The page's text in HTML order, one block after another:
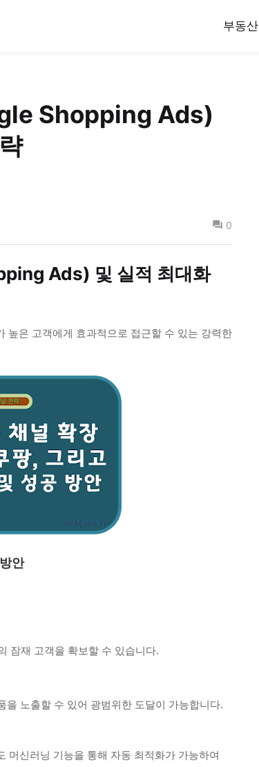
부동산
Shopping Ads)
0
Ads) 및 실적 최대화
높은 고객에게 효과적으로 접근할 수 있는 강력한
안
잠재 고객을 확보할 수 있습니다.
노출할 수 있어 광범위한 도달이 가능합니다.
머신러닝 기능을 통해 자동 최적화가 가능하여